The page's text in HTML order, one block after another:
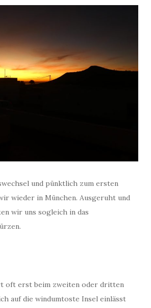
und pünktlich zum ersten
wieder in München. Ausgeruht und
wir uns sogleich in das
oft erst beim zweiten oder dritten
auf die windumtoste Insel einlässt